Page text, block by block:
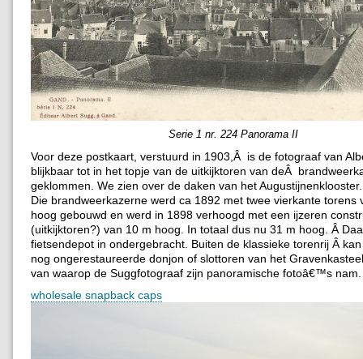
Serie 1 nr. 224 Panorama II
Voor deze postkaart, verstuurd in 1903,Â is de fotograaf van
blijkbaar tot in het topje van de uitkijktoren van deÂ
geklommen. We zien over de daken van het Augustijnenklooster.
Die brandweerkazerne werd ca 1892 met twee vierkante torens
hoog gebouwd en werd in 1898 verhoogd met een ijzeren
(uitkijktoren?) van 10 m hoog. In totaal dus nu 31 m hoog. Â
fietsendepot in ondergebracht. Buiten de klassieke torenrij Â
nog ongerestaureerde donjon of slottoren van het
van waarop de Suggfotograaf zijn panoramische fotoâ€™s
wholesale snapback caps